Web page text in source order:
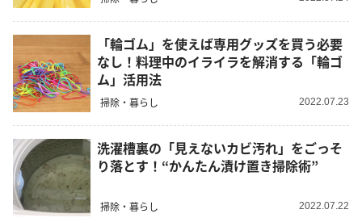
「輪ゴム」を使えば専用グッズを買う必要
なし！料理中のイライラを解消する「輪ゴ
ム」活用法
掃除・暮らし 2022.07.23
洗濯槽裏の「見えないカビ汚れ」をごっそ
り落とす！“かんたん漬け置き掃除術”
掃除・暮らし 2022.07.22